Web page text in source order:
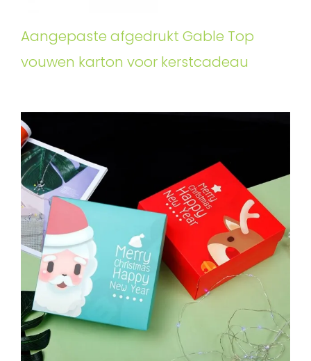
Aangepaste afgedrukt Gable Top
vouwen karton voor kerstcadeau